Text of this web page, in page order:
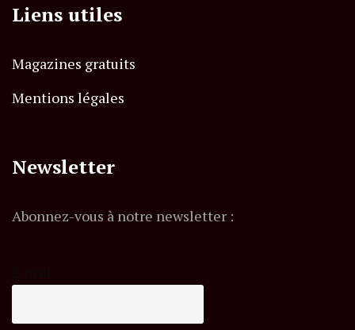
Liens utiles
Magazines gratuits
Mentions légales
Newsletter
Abonnez-vous à notre newsletter :